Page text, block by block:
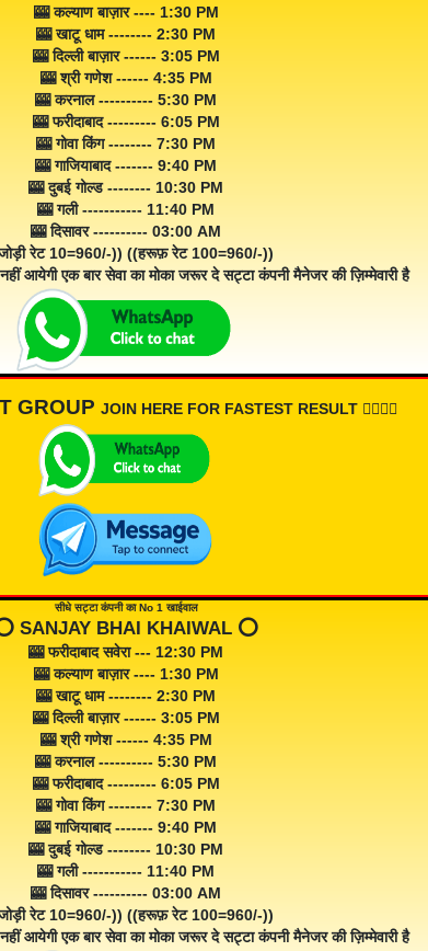
🎰 कल्याण बाज़ार ---- 1:30 PM
🎰 खाटू धाम -------- 2:30 PM
🎰 दिल्ली बाज़ार ------ 3:05 PM
🎰 श्री गणेश ------ 4:35 PM
🎰 करनाल ---------- 5:30 PM
🎰 फरीदाबाद --------- 6:05 PM
🎰 गोवा किंग -------- 7:30 PM
🎰 गाजियाबाद ------- 9:40 PM
🎰 दुबई गोल्ड -------- 10:30 PM
🎰 गली ----------- 11:40 PM
🎰 दिसावर ---------- 03:00 AM
रेट 10=960/-)) ((हरूफ़ रेट 100=960/-))
आयेगी एक बार सेवा का मोका जरूर दे सट्टा कंपनी मैनेजर की ज़िम्मेवारी है
GROUP JOIN HERE FOR FASTEST RESULT 👇🏾👇🏾
सीधे सट्टा कंपनी का No 1 खाईवाल
SANJAY BHAI KHAIWAL ⭕️
🎰 फरीदाबाद सवेरा --- 12:30 PM
🎰 कल्याण बाज़ार ---- 1:30 PM
🎰 खाटू धाम -------- 2:30 PM
🎰 दिल्ली बाज़ार ------ 3:05 PM
🎰 श्री गणेश ------ 4:35 PM
🎰 करनाल ---------- 5:30 PM
🎰 फरीदाबाद --------- 6:05 PM
🎰 गोवा किंग -------- 7:30 PM
🎰 गाजियाबाद ------- 9:40 PM
🎰 दुबई गोल्ड -------- 10:30 PM
🎰 गली ----------- 11:40 PM
🎰 दिसावर ---------- 03:00 AM
रेट 10=960/-)) ((हरूफ़ रेट 100=960/-))
आयेगी एक बार सेवा का मोका जरूर दे सट्टा कंपनी मैनेजर की ज़िम्मेवारी है